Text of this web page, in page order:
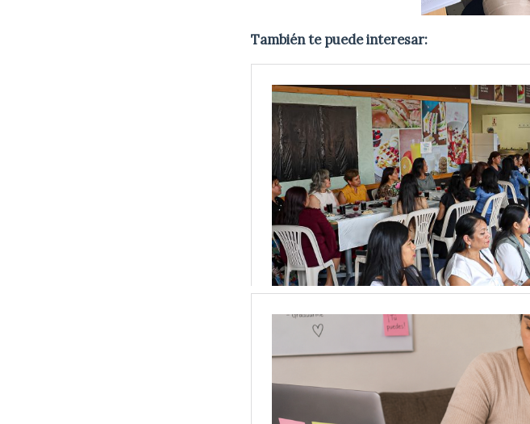
También te puede interesar: